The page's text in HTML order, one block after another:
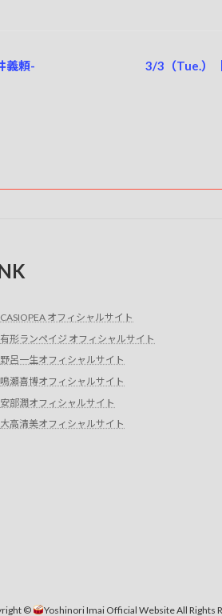
義頼-
3/3（Tue.）
CASIOPEA オフィシャルサイト
有形ランペイジ オフィシャルサイト
野呂一生オフィシャルサイト
鳴瀬喜博オフィシャルサイト
安部潤オフィシャルサイト
大高清美オフィシャルサイト
© Yoshinori Imai Official Website All Rights